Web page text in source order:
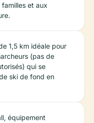
et aux
1,5 km idéale pour
(pas de
qui se
ski de fond en
équipement